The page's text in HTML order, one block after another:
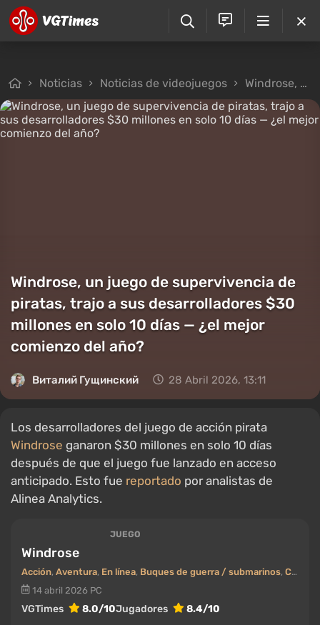
Noticias Noticias de videojuegos Windrose, un juego de supervivencia de piratas, trajo a sus desarrolladores $30 millones en solo 10 días — ¿el mejor comienzo del año?
Windrose, un juego de supervivencia de
piratas, trajo a sus desarrolladores $30
millones en solo 10 días — ¿el mejor
comienzo del año?
Виталий Гущинский 28 Abril 2026, 13:11
Los desarrolladores del juego de acción pirata
Windrose ganaron $30 millones en solo 10 días
después de que el juego fue lanzado en acceso
anticipado. Esto fue reportado por analistas de
Alinea Analytics.
JUEGO
Windrose
Acción, Aventura, En línea, Buques de guerra / submarinos, Cooperativo (co-op)
14 abril 2026 PC
VGTimes 8.0/10Jugadores
8.4/10